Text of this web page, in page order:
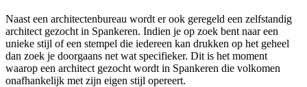
Naast een architectenbureau wordt er ook geregeld een zelfstandig
architect gezocht in Spankeren. Indien je op zoek bent naar een
unieke stijl of een stempel die iedereen kan drukken op het geheel
dan zoek je doorgaans net wat specifieker. Dit is het moment
waarop een architect gezocht wordt in Spankeren die volkomen
onafhankelijk met zijn eigen stijl opereert.